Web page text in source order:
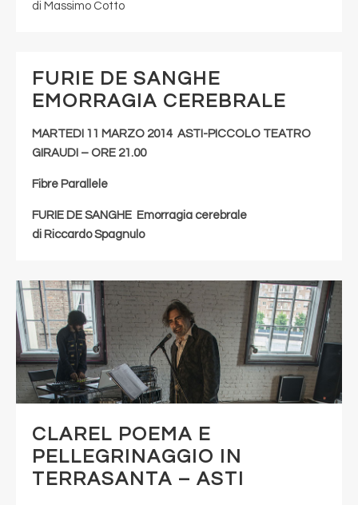
di Massimo Cotto
FURIE DE SANGHE
EMORRAGIA CEREBRALE
MARTEDI 11 MARZO 2014 ASTI-PICCOLO TEATRO
GIRAUDI – ORE 21.00
Fibre Parallele
FURIE DE SANGHE Emorragia cerebrale
di Riccardo Spagnulo
CLAREL POEMA E
PELLEGRINAGGIO IN
TERRASANTA – ASTI